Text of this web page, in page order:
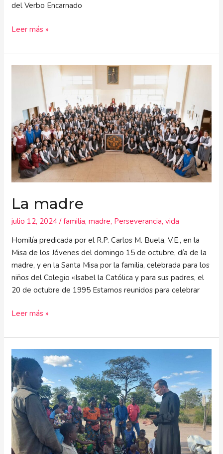
del Verbo Encarnado
Leer más »
La madre
julio 12, 2024/familia,madre, Perseverancia,vida
Homilía predicada por el R.P. Carlos M. Buela, V.E., en la
Misa de los Jóvenes del domingo 15 de octubre, día de la
madre, y en la Santa Misa por la familia, celebrada para los
niños del Colegio «Isabel la Católica y para sus padres, el
20 de octubre de 1995 Estamos reunidos para celebrar
Leer más »
“Incansablemente
evangelizadores”